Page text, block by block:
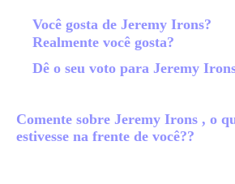
Você gosta de Jeremy Irons?
Realmente você gosta?
Dê o seu voto para Jeremy
Comente sobre Jeremy Irons , o
estivesse na frente de você??